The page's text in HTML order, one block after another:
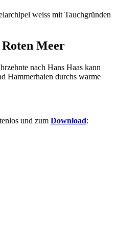
weiss mit Tauchgründen
Meer
nach Hans Haas kann
Hammerhaien durchs warme
und zum Download: